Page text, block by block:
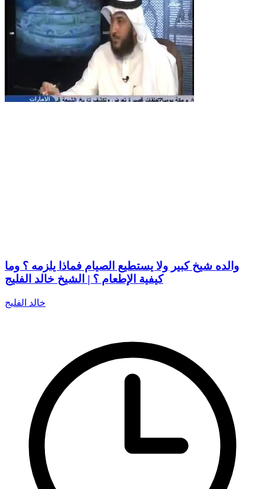
والده شيخ كبير ولا يستطيع الصيام فماذا يلزمه ؟ وما
كيفية الإطعام ؟ | الشيخ خالد الفليج
خالد الفليج